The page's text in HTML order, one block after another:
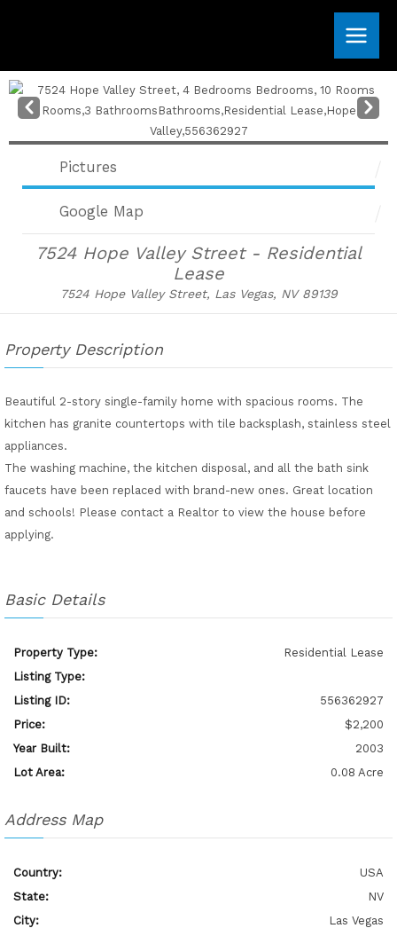
Pre
Nex
Pictures
Google Map
7524 Hope Valley Street - Residential
Lease
7524 Hope Valley Street, Las Vegas, NV 89139
Property Description
Beautiful 2-story single-family home with spacious rooms. The
kitchen has granite countertops with tile backsplash, stainless steel
appliances.
The washing machine, the kitchen disposal, and all the bath sink
faucets have been replaced with brand-new ones. Great location
and schools! Please contact a Realtor to view the house before
applying.
Basic Details
Property Type:
Residential Lease
Listing Type:
Listing ID:
556362927
Price:
$2,200
Year Built:
2003
Lot Area:
0.08 Acre
Address Map
Country:
USA
State:
NV
City:
Las Vegas